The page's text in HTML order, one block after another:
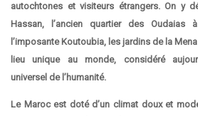
autochtones et visiteurs étrangers. On y
Hassan, l’ancien quartier des Oudaias
l’imposante Koutoubia, les jardins de la
lieu unique au monde, considéré
universel de l’humanité.
Le Maroc est doté d’un climat doux et